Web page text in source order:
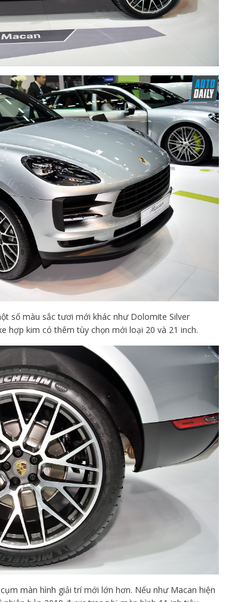
số màu sắc tươi mới khác như Dolomite Silver
hợp kim có thêm tùy chọn mới loại 20 và 21 inch.
màn hình giải trí mới lớn hơn. Nếu như Macan hiện